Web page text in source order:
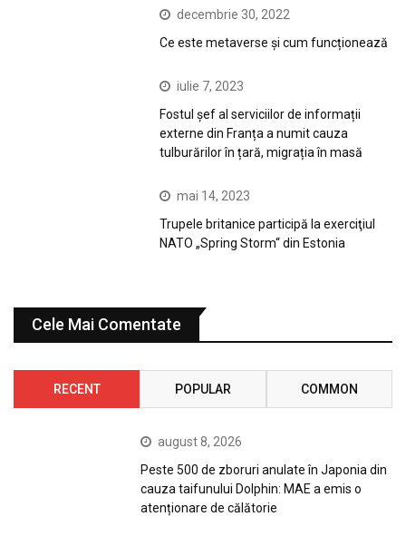
decembrie 30, 2022
Ce este metaverse și cum funcționează
iulie 7, 2023
Fostul șef al serviciilor de informații
externe din Franța a numit cauza
tulburărilor în țară, migrația în masă
mai 14, 2023
Trupele britanice participă la exerciţiul
NATO „Spring Storm“ din Estonia
Cele Mai Comentate
RECENT POPULAR COMMON
august 8, 2026
Peste 500 de zboruri anulate în Japonia din
cauza taifunului Dolphin: MAE a emis o
atenționare de călătorie